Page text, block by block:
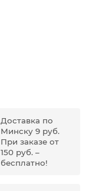
Доставка по
Минску 9 руб.
При заказе от
150 руб. –
бесплатно!